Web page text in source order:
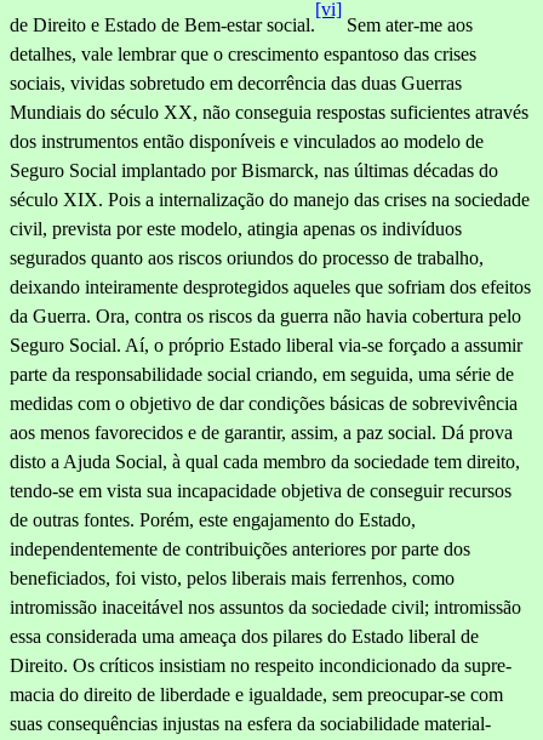
de Direito e Estado de Bem-estar social.
[vi]
Sem ater-me aos
detalhes, vale lembrar que o crescimento espantoso das crises
sociais, vivi­das sobretudo em decorrência das duas Guerras
Mundiais do século XX, não conseguia respostas suficientes através
dos instrumentos então disponíveis e vinculados ao modelo de
Seguro Social implantado por Bismarck, nas últimas décadas do
século XIX. Pois a internalização do manejo das crises na sociedade
civil, prevista por este modelo, atingia apenas os indivíduos
segurados quanto aos riscos oriundos do processo de trabalho,
deixando inteiramente desprotegidos aque­les que sofriam dos efeitos
da Guerra. Ora, contra os riscos da guerra não havia cobertura pelo
Seguro Social. Aí, o próprio Estado liberal via-se forçado a assumir
parte da responsabilidade social criando, em seguida, uma série de
medidas com o objetivo de dar condições básicas de sobrevivência
aos menos favorecidos e de garan­tir, assim, a paz social. Dá prova
disto a Ajuda Social, à qual cada membro da sociedade tem direito,
tendo-se em vista sua incapacidade objetiva de conseguir recursos
de outras fontes. Porém, este engajamento do Estado,
independentemente de contribuições anteriores por parte dos
beneficiados, foi visto, pelos liberais mais ferrenhos, como
intromissão inaceitável nos assuntos da sociedade civil; intromissão
essa considerada uma ameaça dos pilares do Estado liberal de
Direito. Os críticos insistiam no respeito incondicionado da supre­
macia do direito de liberdade e igualdade, sem preocupar-se com
suas consequências injustas na esfera da sociabilidade material-